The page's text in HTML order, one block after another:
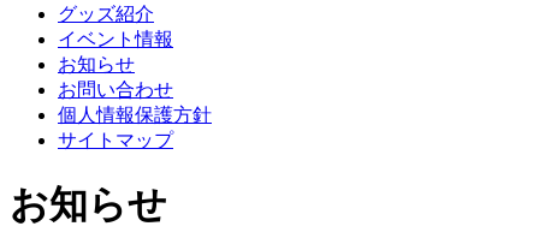
グッズ紹介
イベント情報
お知らせ
お問い合わせ
個人情報保護方針
サイトマップ
お知らせ